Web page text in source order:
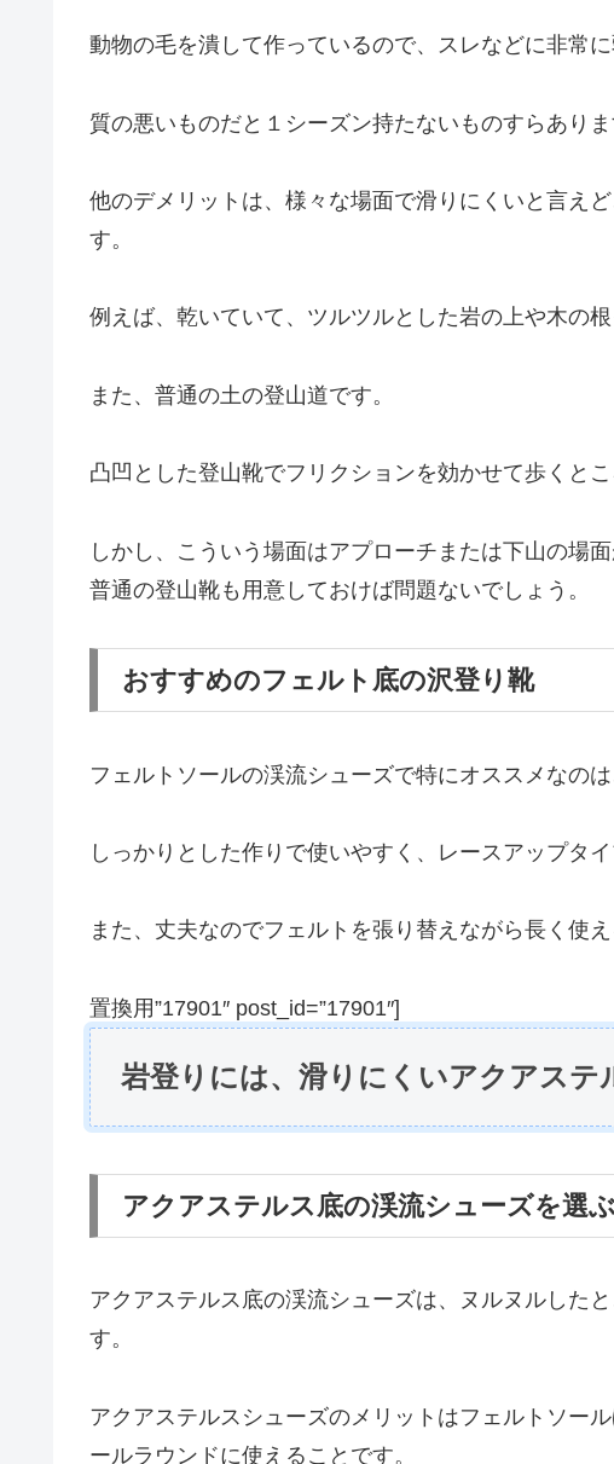
動物の毛を潰して作っているので、スレなどに非常に
質の悪いものだと１シーズン持たないものすらありま
他のデメリットは、様々な場面で滑りにくいと言え
す。
例えば、乾いていて、ツルツルとした岩の上や木の根
また、普通の土の登山道です。
凸凹とした登山靴でフリクションを効かせて歩くと
しかし、こういう場面はアプローチまたは下山の場
普通の登山靴も用意しておけば問題ないでしょう。
おすすめのフェルト底の沢登り靴
フェルトソールの渓流シューズで特にオススメなの
しっかりとした作りで使いやすく、レースアップタ
また、丈夫なのでフェルトを張り替えながら長く使え
置換用”17901″ post_id=”17901″]
岩登りには、滑りにくいアクアステ
アクアステルス底の渓流シューズを選
アクアステルス底の渓流シューズは、ヌルヌルした
す。
アクアステルスシューズのメリットはフェルトソー
ールラウンドに使えることです。